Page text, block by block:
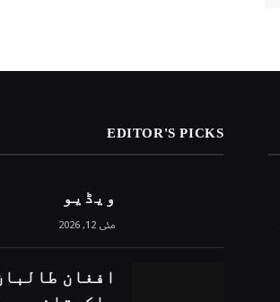
EDITOR'S PICKS
ویڈیو
مئی 12, 2026
افغان